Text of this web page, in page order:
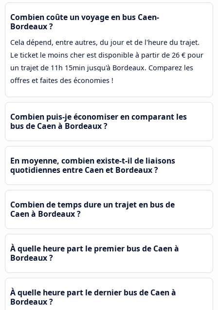
Combien coûte un voyage en bus Caen-
Bordeaux ?
Cela dépend, entre autres, du jour et de l'heure du trajet.
Le ticket le moins cher est disponible à partir de 26 € pour
un trajet de 11h 15min jusqu'à Bordeaux. Comparez les
offres et faites des économies !
Combien puis-je économiser en comparant les
bus de Caen à Bordeaux ?
En moyenne, combien existe-t-il de liaisons
quotidiennes entre Caen et Bordeaux ?
Combien de temps dure un trajet en bus de
Caen à Bordeaux ?
À quelle heure part le premier bus de Caen à
Bordeaux ?
À quelle heure part le dernier bus de Caen à
Bordeaux ?